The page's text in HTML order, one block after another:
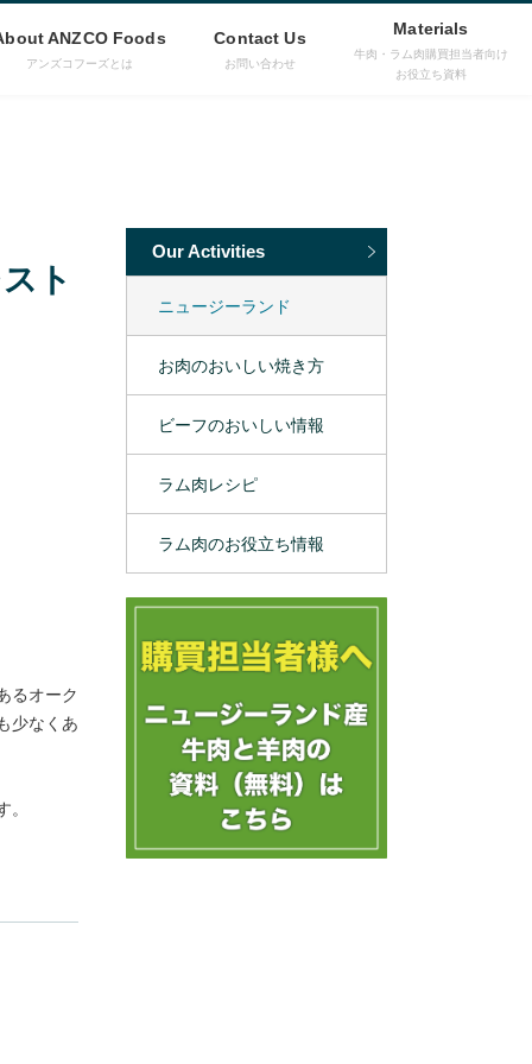
ANZCO Foods
アンズコフーズとは
Contact Us
お問い合わせ
Materials
牛肉・ラム肉購買担当者向け
お役立ち資料
ト
るオーク
少なくあ
Our Activities
ニュージーランド
お肉のおいしい焼き方
ビーフのおいしい情報
ラム肉レシピ
ラム肉のお役立ち情報